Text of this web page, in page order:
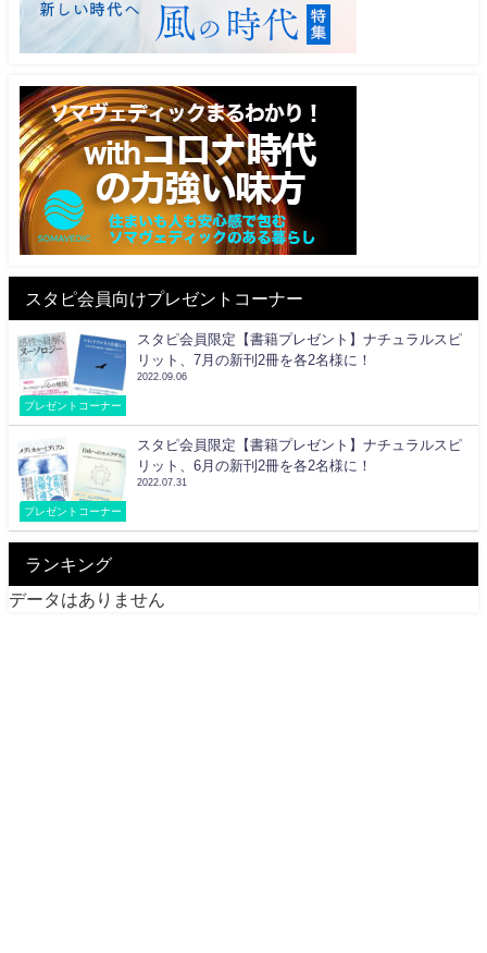
スタピ会員向けプレゼントコーナー
プレゼントコーナー
スタピ会員限定【書籍プレゼント】ナチュラルスピ
リット、7月の新刊2冊を各2名様に！
2022.09.06
プレゼントコーナー
スタピ会員限定【書籍プレゼント】ナチュラルスピ
リット、6月の新刊2冊を各2名様に！
2022.07.31
ランキング
データはありません